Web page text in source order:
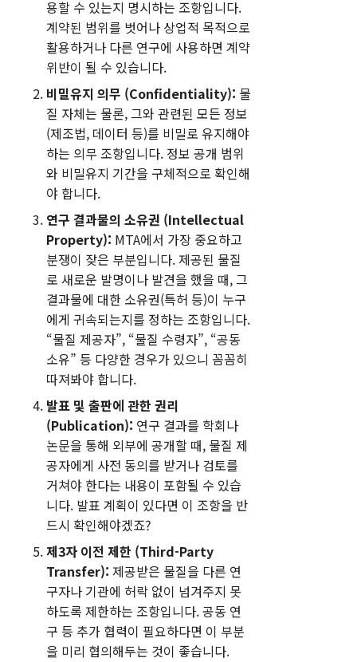
용할 수 있는지 명시하는 조항입니다.
계약된 범위를 벗어나 상업적 목적으로
활용하거나 다른 연구에 사용하면 계약
위반이 될 수 있습니다.
비밀유지 의무 (Confidentiality): 물
질 자체는 물론, 그와 관련된 모든 정보
(제조법, 데이터 등)를 비밀로 유지해야
하는 의무 조항입니다. 정보 공개 범위
와 비밀유지 기간을 구체적으로 확인해
야 합니다.
연구 결과물의 소유권 (Intellectual
Property): MTA에서 가장 중요하고
분쟁이 잦은 부분입니다. 제공된 물질
로 새로운 발명이나 발견을 했을 때, 그
결과물에 대한 소유권(특허 등)이 누구
에게 귀속되는지를 정하는 조항입니다.
“물질 제공자”, “물질 수령자”, “공동
소유” 등 다양한 경우가 있으니 꼼꼼히
따져봐야 합니다.
발표 및 출판에 관한 권리
(Publication): 연구 결과를 학회나
논문을 통해 외부에 공개할 때, 물질 제
공자에게 사전 동의를 받거나 검토를
거쳐야 한다는 내용이 포함될 수 있습
니다. 발표 계획이 있다면 이 조항을 반
드시 확인해야겠죠?
제3자 이전 제한 (Third-Party
Transfer): 제공받은 물질을 다른 연
구자나 기관에 허락 없이 넘겨주지 못
하도록 제한하는 조항입니다. 공동 연
구 등 추가 협력이 필요하다면 이 부분
을 미리 협의해두는 것이 좋습니다.